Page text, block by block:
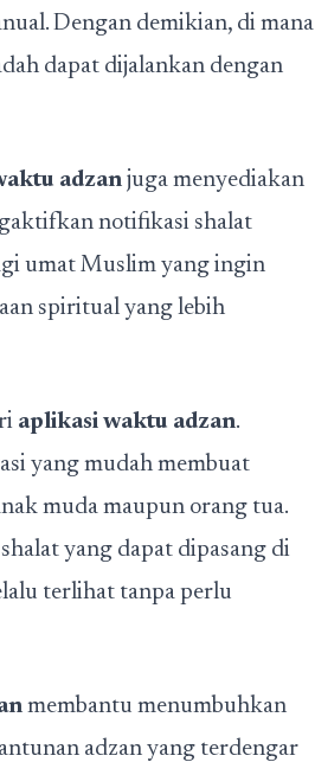
Dengan demikian, di mana
dapat dijalankan dengan
adzan juga menyediakan
notifikasi shalat
umat Muslim yang ingin
spiritual yang lebih
aplikasi waktu adzan.
yang mudah membuat
muda maupun orang tua.
yang dapat dipasang di
terlihat tanpa perlu
membantu menumbuhkan
adzan yang terdengar